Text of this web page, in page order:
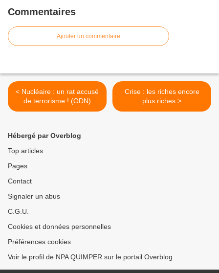
Commentaires
Ajouter un commentaire
< Nucléaire : un rat accusé
de terrorisme ! (ODN)
Crise : les riches encore
plus riches >
Hébergé par Overblog
Top articles
Pages
Contact
Signaler un abus
C.G.U.
Cookies et données personnelles
Préférences cookies
Voir le profil de NPA QUIMPER sur le portail Overblog